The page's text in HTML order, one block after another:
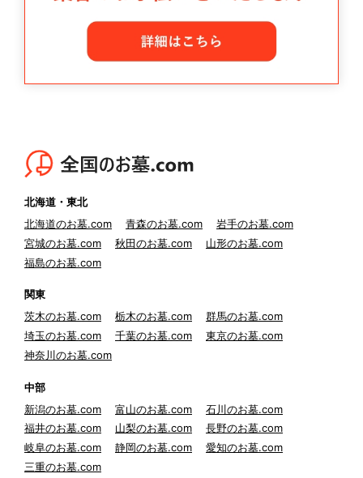
北海道・東北
北海道のお墓.com
青森のお墓.com
岩手のお墓.com
宮城のお墓.com
秋田のお墓.com
山形のお墓.com
福島のお墓.com
関東
茨木のお墓.com
栃木のお墓.com
群馬のお墓.com
埼玉のお墓.com
千葉のお墓.com
東京のお墓.com
神奈川のお墓.com
中部
新潟のお墓.com
富山のお墓.com
石川のお墓.com
福井のお墓.com
山梨のお墓.com
長野のお墓.com
岐阜のお墓.com
静岡のお墓.com
愛知のお墓.com
三重のお墓.com